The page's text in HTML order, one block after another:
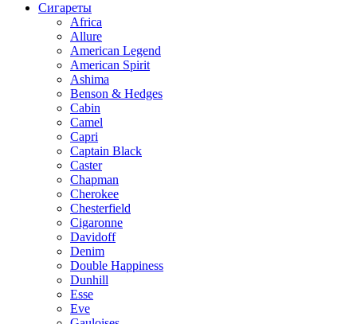
Сигареты
Africa
Allure
American Legend
American Spirit
Ashima
Benson & Hedges
Cabin
Camel
Capri
Captain Black
Caster
Chapman
Cherokee
Chesterfield
Cigaronne
Davidoff
Denim
Double Happiness
Dunhill
Esse
Eve